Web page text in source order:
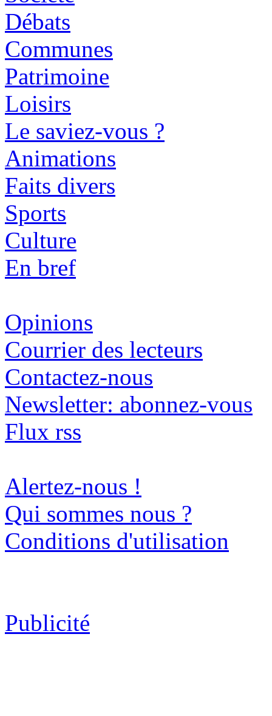
Débats
Communes
Patrimoine
Loisirs
Le saviez-vous ?
Animations
Faits divers
Sports
Culture
En bref
Opinions
Courrier des lecteurs
Contactez-nous
Newsletter: abonnez-vous
Flux rss
Alertez-nous !
Qui sommes nous ?
Conditions d'utilisation
Publicité